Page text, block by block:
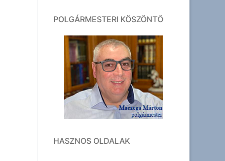
POLGÁRMESTERI KÖSZÖNTŐ
HASZNOS OLDALAK